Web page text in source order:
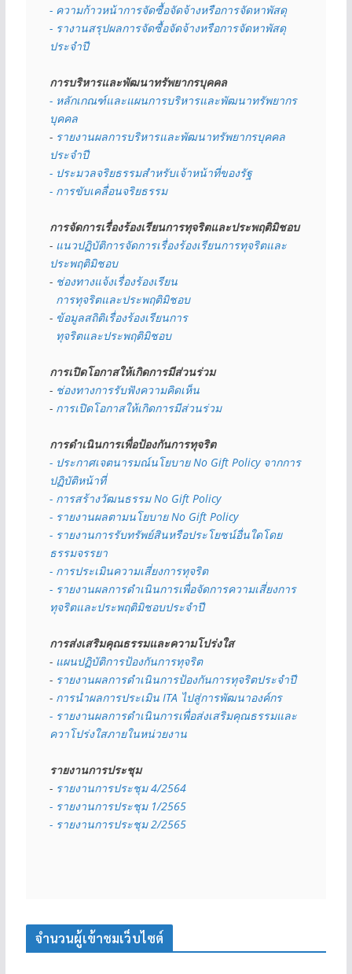
- ความก้าวหน้าการจัดซื้อจัดจ้างหรือการจัดหาพัสดุ
- รางานสรุปผลการจัดซื้อจัดจ้างหรือการจัดหาพัสดุ
ประจำปี
การบริหารและพัฒนาทรัพยากรบุคคล
- หลักเกณฑ์และแผนการบริหารและพัฒนาทรัพยากร
บุคคล
- รายงานผลการบริหารและพัฒนาทรัพยากรบุคคล
ประจำปี
- ประมวลจริยธรรมสำหรับเจ้าหน้าที่ของรัฐ
- การขับเคลื่อนจริยธรรม
การจัดการเรื่องร้องเรียนการทุจริตและประพฤติมิชอบ
- แนวปฏิบัติการจัดการเรื่องร้องเรียนการทุจริตและ
ประพฤติมิชอบ
- ช่องทางแจ้งเรื่องร้องเรียน
  การทุจริตและประพฤติมิชอบ
- ข้อมูลสถิติเรื่องร้องเรียนการ
  ทุจริตและประพฤติมิชอบ
การเปิดโอกาสให้เกิดการมีส่วนร่วม
- ช่องทางการรับฟังความคิดเห็น
- การเปิดโอกาสให้เกิดการมีส่วนร่วม
การดำเนินการเพื่อป้องกันการทุจริต
- ประกาศเจตนารมณ์นโยบาย No Gift Policy จากการ
ปฏิบัติหน้าที่
- การสร้างวัฒนธรรม No Gift Policy
- รายงานผลตามนโยบาย No Gift Policy
- รายงานการรับทรัพย์สินหรือประโยชน์อื่นใดโดย
ธรรมจรรยา
- การประเมินความเสี่ยงการทุจริต
- รายงานผลการดำเนินการเพื่อจัดการความเสี่ยงการ
ทุจริตและประพฤติมิชอบประจำปี
การส่งเสริมคุณธรรมและความโปร่งใส
- แผนปฏิบัติการป้องกันการทุจริต
- รายงานผลการดำเนินการป้องกันการทุจริตประจำปี
- การนำผลการประเมิน ITA ไปสู่การพัฒนาองค์กร
- รายงานผลการดำเนินการเพื่อส่งเสริมคุณธรรมและ
ควาโปร่งใสภายในหน่วยงาน
รายงานการประชุม
- รายงานการประชุม 4/2564
- รายงานการประชุม 1/2565
- รายงานการประชุม 2/2565
จำนวนผู้เข้าชมเว็บไซต์